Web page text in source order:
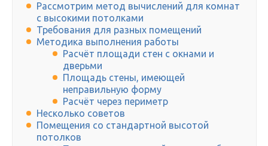
Рассмотрим метод вычислений для комнат
с высокими потолками
Требования для разных помещений
Методика выполнения работы
Расчёт площади стен с окнами и
дверьми
Площадь стены, имеющей
неправильную форму
Расчёт через периметр
Несколько советов
Помещения со стандартной высотой
потолков